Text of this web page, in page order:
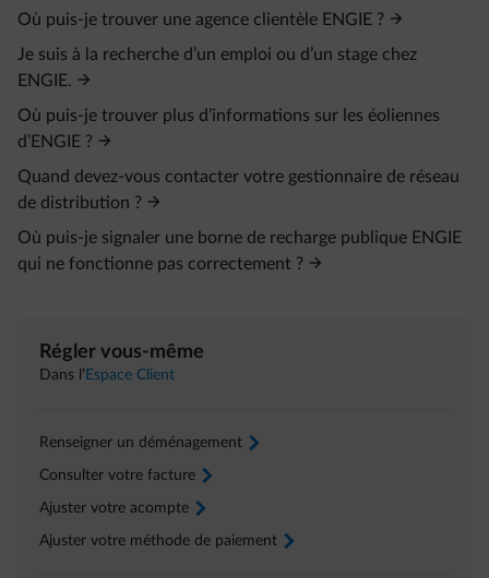
Où puis‑je trouver une agence clientèle ENGIE ?
Je suis à la recherche d’un emploi ou d’un stage chez
ENGIE.
Où puis‑je trouver plus d’informations sur les éoliennes
d’ENGIE ?
Quand devez‑vous contacter votre gestionnaire de réseau
de distribution ?
Où puis‑je signaler une borne de recharge publique ENGIE
qui ne fonctionne pas correctement ?
Régler vous-même
Dans l’ Espace Client
Renseigner un déménagement arrow-right
Consulter votre facture arrow-right
Ajuster votre acompte arrow-right
Ajuster votre méthode de paiement arrow-right